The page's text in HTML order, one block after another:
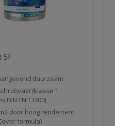
duurzaam
(klasse 1
DIN EN 13300)
door hoog rendement
formula)